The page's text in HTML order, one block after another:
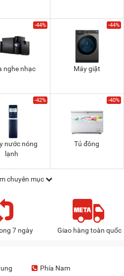
-44%
nghe nhạc
-44%
Máy giặt
-42%
nước nóng
lạnh
-40%
Tủ đông
chuyên mục
7 ngày Giao hàng toàn quốc
Phía Nam